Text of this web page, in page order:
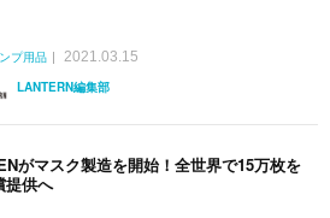
プ用品
2021.03.15
LANTERN編集部
がマスク製造を開始！全世界で15万枚を
提供へ